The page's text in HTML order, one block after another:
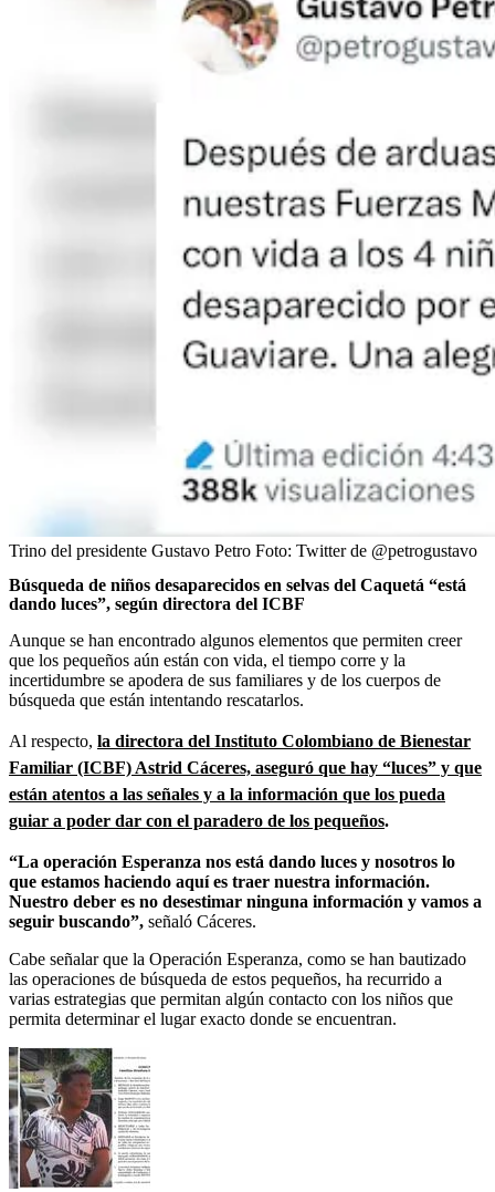
Trino del presidente Gustavo Petro Foto: Twitter de @petrogustavo
Búsqueda de niños desaparecidos en selvas del Caquetá “está
dando luces”, según directora del ICBF
Aunque se han encontrado algunos elementos que permiten creer
que los pequeños aún están con vida, el tiempo corre y la
incertidumbre se apodera de sus familiares y de los cuerpos de
búsqueda que están intentando rescatarlos.
Al respecto, la directora del Instituto Colombiano de Bienestar
Familiar (ICBF) Astrid Cáceres, aseguró que hay “luces” y que
están atentos a las señales y a la información que los pueda
guiar a poder dar con el paradero de los pequeños.
“La operación Esperanza nos está dando luces y nosotros lo
que estamos haciendo aquí es traer nuestra información.
Nuestro deber es no desestimar ninguna información y vamos a
seguir buscando”, señaló Cáceres.
Cabe señalar que la Operación Esperanza, como se han bautizado
las operaciones de búsqueda de estos pequeños, ha recurrido a
varias estrategias que permitan algún contacto con los niños que
permita determinar el lugar exacto donde se encuentran.